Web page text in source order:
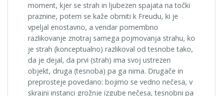
moment, kjer se strah in ljubezen spajata na točki
praznine, potem se kaže obrniti k Freudu, ki je
vpeljal enostavno, a vendar pomembno
razlikovanje znotraj samega pojmovanja strahu, ko
je strah (konceptualno) razlikoval od tesnobe tako,
da je dejal, da prvi (strah) ima svoj ustrezen
objekt, druga (tesnoba) pa ga nima. Drugače in
preprosteje povedano: bojimo se vedno nečesa, v
skrajni instanci grožnje izgube nečesa, tesnobni pa